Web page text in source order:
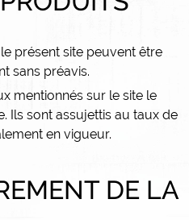
présent site peuvent être
sans préavis.
mentionnés sur le site le
Ils sont assujettis au taux de
en vigueur.
DE LA